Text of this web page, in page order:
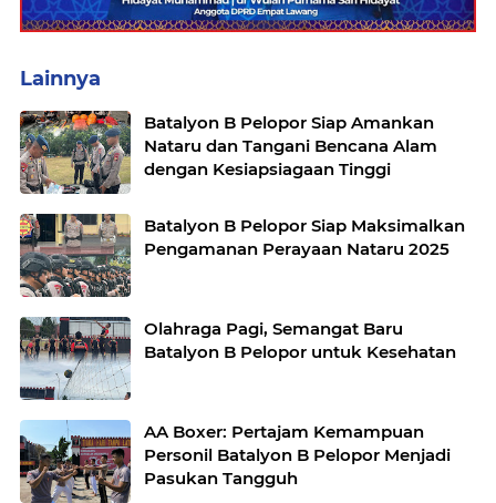
Lainnya
Batalyon B Pelopor Siap Amankan
Nataru dan Tangani Bencana Alam
dengan Kesiapsiagaan Tinggi
Batalyon B Pelopor Siap Maksimalkan
Pengamanan Perayaan Nataru 2025
Olahraga Pagi, Semangat Baru
Batalyon B Pelopor untuk Kesehatan
AA Boxer: Pertajam Kemampuan
Personil Batalyon B Pelopor Menjadi
Pasukan Tangguh